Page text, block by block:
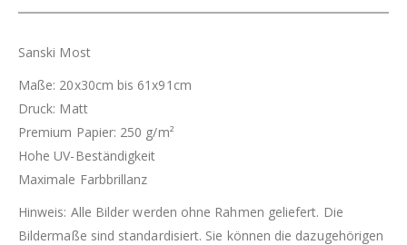
Sanski Most
Maße: 20x30cm bis 61x91cm
Druck: Matt
Premium Papier: 250 g/m²
Hohe UV-Beständigkeit
Maximale Farbbrillanz
Hinweis: Alle Bilder werden ohne Rahmen geliefert. Die
Bildermaße sind standardisiert. Sie können die dazugehörigen